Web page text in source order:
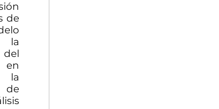
de
la
en
la